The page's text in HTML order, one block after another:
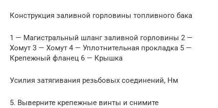
Конструкция заливной горловины топливного бака
1 — Магистральный шланг заливной горловины 2 —
Хомут 3 — Хомут 4 — Уплотнительная прокладка 5 —
Крепежный фланец 6 — Крышка
Усилия затягивания резьбовых соединений, Нм
5. Выверните крепежные винты и снимите